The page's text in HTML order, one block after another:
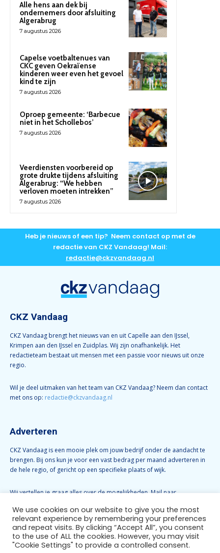
Alle hens aan dek bij
ondernemers door afsluiting
Algerabrug
7 augustus 2026
Capelse voetbaltenues van
CKC geven Oekraïense
kinderen weer even het gevoel
kind te zijn
7 augustus 2026
Oproep gemeente: ‘Barbecue
niet in het Schollebos’
7 augustus 2026
Veerdiensten voorbereid op
grote drukte tijdens afsluiting
Algerabrug: “We hebben
verloven moeten intrekken”
7 augustus 2026
Heb je nieuws of een tip? Neem contact op met de
redactie van CKZ Vandaag! Mail:
redactie@ckzvandaag.nl
CKZ Vandaag
CKZ Vandaag brengt het nieuws van en uit Capelle aan den IJssel,
Krimpen aan den IJssel en Zuidplas. Wij zijn onafhankelijk. Het
redactieteam bestaat uit mensen met een passie voor nieuws uit onze
regio.
Wil je deel uitmaken van het team van CKZ Vandaag? Neem dan contact
met ons op: redactie@ckzvandaag.nl
Adverteren
CKZ Vandaag is een mooie plek om jouw bedrijf onder de aandacht te
brengen. Bij ons kun je voor een vast bedrag per maand adverteren in
de hele regio, of gericht op een specifieke plaats of wijk.
Wij vertellen je graag alles over de mogelijkheden. Mail naar
Volg CKZ Vandaag
We use cookies on our website to give you the most
relevant experience by remembering your preferences
and repeat visits. By clicking “Accept All”, you consent
to the use of ALL the cookies. However, you may visit
"Cookie Settings" to provide a controlled consent.